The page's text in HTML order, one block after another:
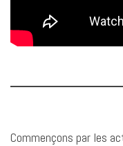
Commençons par les